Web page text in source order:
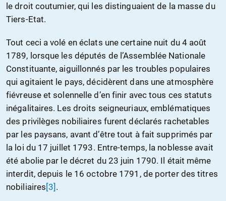
le droit coutumier, qui les distinguaient de la masse du
Tiers-Etat.
Tout ceci a volé en éclats une certaine nuit du 4 août
1789, lorsque les députés de l’Assemblée Nationale
Constituante, aiguillonnés par les troubles populaires
qui agitaient le pays, décidèrent dans une atmosphère
fiévreuse et solennelle d’en finir avec tous ces statuts
inégalitaires. Les droits seigneuriaux, emblématiques
des privilèges nobiliaires furent déclarés rachetables
par les paysans, avant d’être tout à fait supprimés par
la loi du 17 juillet 1793. Entre-temps, la noblesse avait
été abolie par le décret du 23 juin 1790. Il était même
interdit, depuis le 16 octobre 1791, de porter des titres
nobiliaires [3] .